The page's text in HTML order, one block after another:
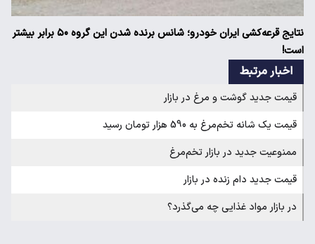
نتایج قرعه‌کشی ایران خودرو؛ شانس برنده شدن این گروه ۵۰ برابر بیشتر
است!
اخبار مرتبط
قیمت جدید گوشت و مرغ در بازار
قیمت یک شانه تخم‌مرغ به 590 هزار تومان رسید
ممنوعیت جدید در بازار تخم‌مرغ
قیمت جدید دام زنده در بازار
در بازار مواد غذایی چه می‌گذرد؟